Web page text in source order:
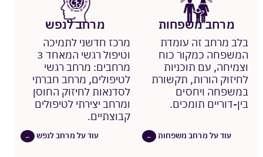
מרחב משפחות
בלב מרחב זה עומדת
המשפחה כמקור כוח
וצמיחה, עם תוכניות
לחיזוק הורות, תקשורת
במשפחה ויחסים
בין-דוריים תומכים.
עוד על מרחב משפחות ←
מרחב לנפש
מרכז חדשני לתמיכה
וטיפול רגשי המאחד 3
מרחבים: מרחב רגשי
לטיפולים, מרחב חברתי
לסדנאות לחיזוק החוסן
ומרחב יצירתי לטיפולים
קבוצתיים.
עוד על מרחב לנפש ←